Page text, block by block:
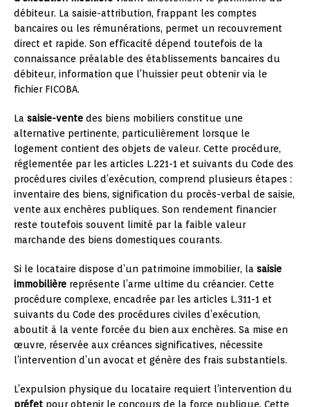
débiteur. La saisie-attribution, frappant les comptes
bancaires ou les rémunérations, permet un recouvrement
direct et rapide. Son efficacité dépend toutefois de la
connaissance préalable des établissements bancaires du
débiteur, information que l’huissier peut obtenir via le
fichier FICOBA.
La saisie-vente des biens mobiliers constitue une
alternative pertinente, particulièrement lorsque le
logement contient des objets de valeur. Cette procédure,
réglementée par les articles L.221-1 et suivants du Code des
procédures civiles d’exécution, comprend plusieurs étapes :
inventaire des biens, signification du procès-verbal de saisie,
vente aux enchères publiques. Son rendement financier
reste toutefois souvent limité par la faible valeur
marchande des biens domestiques courants.
Si le locataire dispose d’un patrimoine immobilier, la saisie
immobilière représente l’arme ultime du créancier. Cette
procédure complexe, encadrée par les articles L.311-1 et
suivants du Code des procédures civiles d’exécution,
aboutit à la vente forcée du bien aux enchères. Sa mise en
œuvre, réservée aux créances significatives, nécessite
l’intervention d’un avocat et génère des frais substantiels.
L’expulsion physique du locataire requiert l’intervention du
préfet pour obtenir le concours de la force publique. Cette